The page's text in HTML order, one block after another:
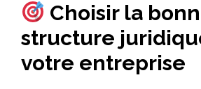
Choisir la
structure
votre entreprise